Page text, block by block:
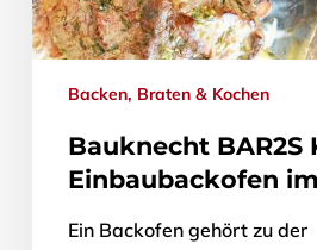
Backen, Braten & Kochen
Bauknecht BAR2S
Einbaubackofen
Ein Backofen gehört zu der